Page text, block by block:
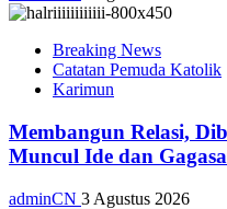
Breaking News
Catatan Pemuda Katolik
Karimun
Membangun Relasi,
Muncul Ide dan
adminCN 3 Agustus 2026